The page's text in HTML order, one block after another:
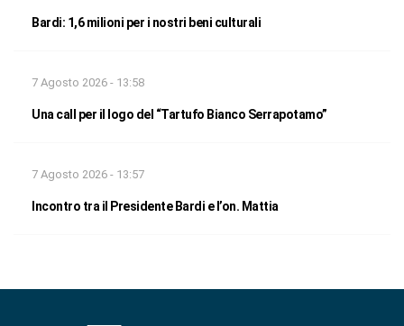
Bardi: 1,6 milioni per i nostri beni culturali
7 Agosto 2026 - 13:58
Una call per il logo del “Tartufo Bianco Serrapotamo”
7 Agosto 2026 - 13:57
Incontro tra il Presidente Bardi e l’on. Mattia